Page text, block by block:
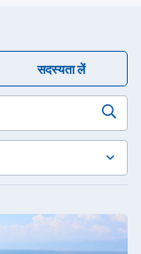
सदस्यता लें